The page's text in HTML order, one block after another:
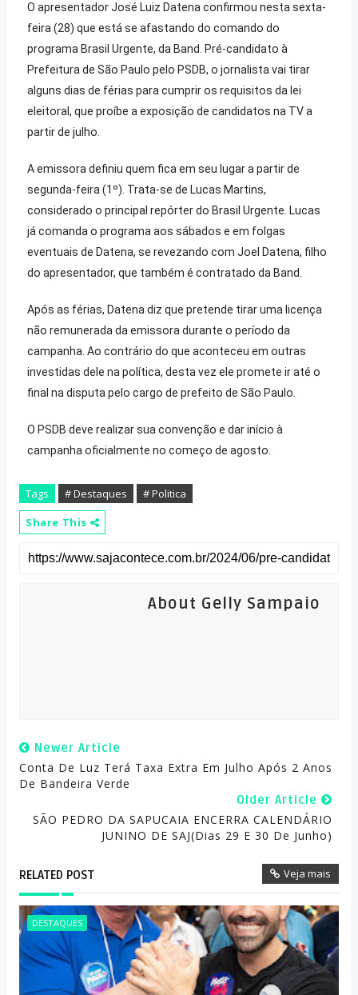
O apresentador José Luiz Datena confirmou nesta sexta-
feira (28) que está se afastando do comando do
programa Brasil Urgente, da Band. Pré-candidato à
Prefeitura de São Paulo pelo PSDB, o jornalista vai tirar
alguns dias de férias para cumprir os requisitos da lei
eleitoral, que proíbe a exposição de candidatos na TV a
partir de julho.
A emissora definiu quem fica em seu lugar a partir de
segunda-feira (1º). Trata-se de Lucas Martins,
considerado o principal repórter do Brasil Urgente. Lucas
já comanda o programa aos sábados e em folgas
eventuais de Datena, se revezando com Joel Datena, filho
do apresentador, que também é contratado da Band.
Após as férias, Datena diz que pretende tirar uma licença
não remunerada da emissora durante o período da
campanha. Ao contrário do que aconteceu em outras
investidas dele na política, desta vez ele promete ir até o
final na disputa pelo cargo de prefeito de São Paulo.
O PSDB deve realizar sua convenção e dar início à
campanha oficialmente no começo de agosto.
Tags # Destaques
# Politica
Share This
About Gelly Sampaio
Newer Article
Conta De Luz Terá Taxa Extra Em Julho Após 2 Anos
De Bandeira Verde
Older Article
SÃO PEDRO DA SAPUCAIA ENCERRA CALENDÁRIO
JUNINO DE SAJ(Dias 29 E 30 De Junho)
RELATED POST Veja mais
DESTAQUES